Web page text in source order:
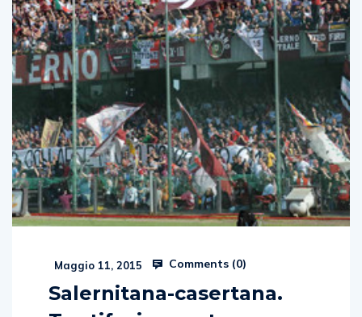
Maggio 11, 2015 Comments (0)
Salernitana-casertana.